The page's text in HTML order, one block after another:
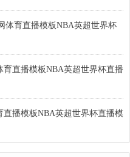
体育直播模板NBA英超世界杯
育直播模板NBA英超世界杯直播
直播模板NBA英超世界杯直播模